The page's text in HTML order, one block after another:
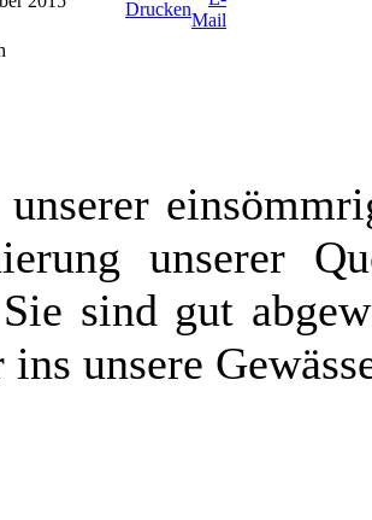
unserer
sind gut
unsere